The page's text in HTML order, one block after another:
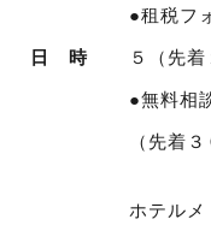
日 時
●租税フ
５（先着
●無料相
（先着３
ホテル